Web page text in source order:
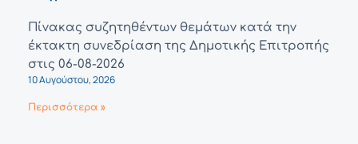
Πίνακας συζητηθέντων θεμάτων κατά την
έκτακτη συνεδρίαση της Δημοτικής Επιτροπής
στις 06-08-2026
10 Αυγούστου, 2026
Περισσότερα »